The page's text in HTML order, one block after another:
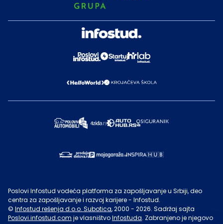
Poslovi Infostud vodeća platforma za zapošljavanje u Srbiji, deo
centra za zapošljavanje i razvoj karijere - Infostud.
© Infostud rešenja d.o.o. Subotica, 2000 - 2026. Sadržaj sajta
Poslovi.infostud.com je vlasništvoInfostuda. Zabranjeno je njegovo